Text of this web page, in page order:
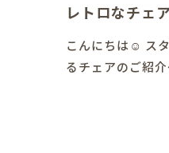
レトロなチェア
こんにちは☺ ス
るチェアのご紹